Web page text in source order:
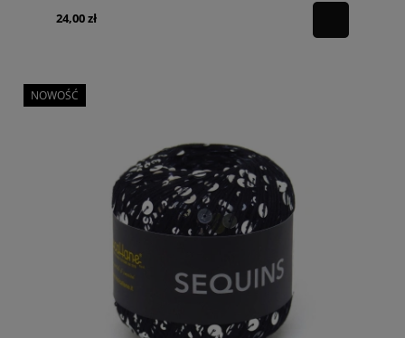
24,00 zł
NOWOŚĆ